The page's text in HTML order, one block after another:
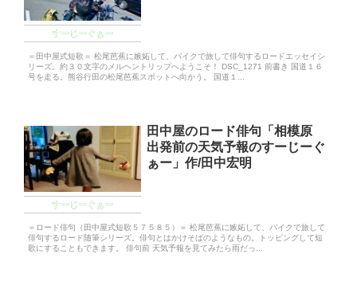
すーじーぐぁー
＝田中屋式短歌＝ 松尾芭蕉に嫉妬して、バイクで旅して俳句するロードエッセイシ
リーズ。約３０文字のメルヘントリップへようこそ！ DSC_1271 前書き 国道１６
号を走る。熊谷行田の松尾芭蕉スポットへ向かう。 国道１...
すーじーぐぁー
田中屋のロード俳句「相模原
出発前の天気予報のすーじーぐ
ぁー」作/田中宏明
＝ロード俳句（田中屋式短歌５７５８５）＝ 松尾芭蕉に嫉妬して、バイクで旅して
俳句するロード随筆シリーズ。俳句とはかけそばのようなもの。トッピングして短
歌にすることもできます。 俳句前 天気予報を見てみたら雨だっ...